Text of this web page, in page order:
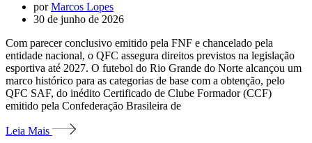
porMarcos Lopes
30 de junho de 2026
Com parecer conclusivo emitido pela FNF e chancelado pela
entidade nacional, o QFC assegura direitos previstos na legislação
esportiva até 2027. O futebol do Rio Grande do Norte alcançou um
marco histórico para as categorias de base com a obtenção, pelo
QFC SAF, do inédito Certificado de Clube Formador (CCF)
emitido pela Confederação Brasileira de
Leia Mais